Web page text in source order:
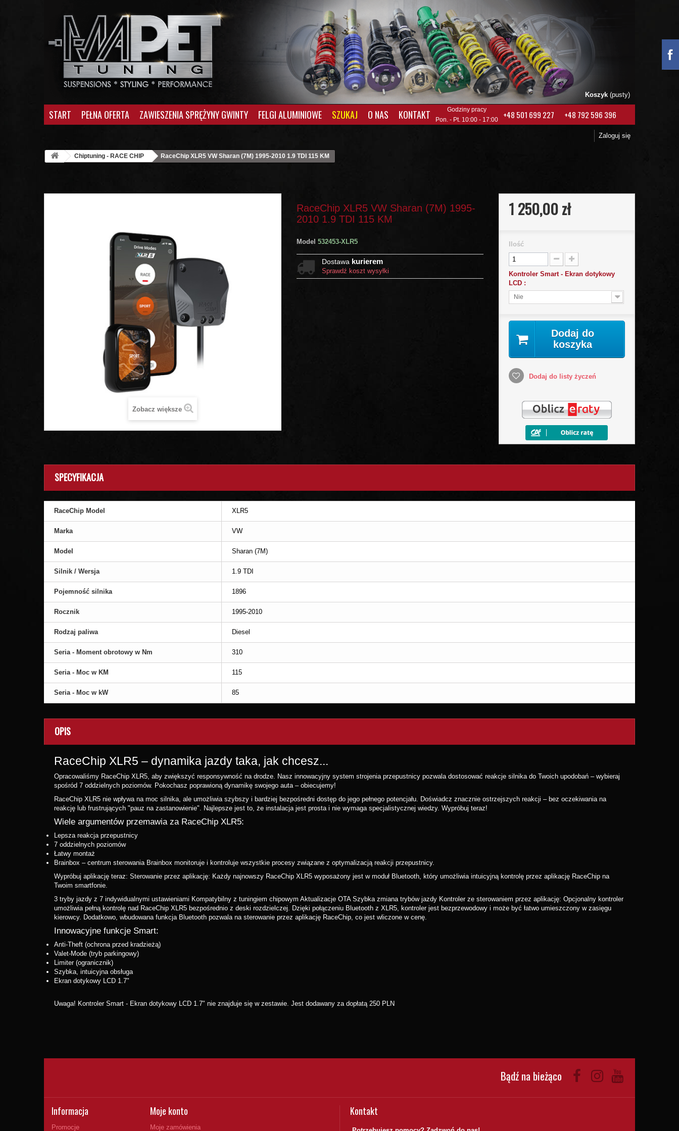
Koszyk (pusty)
START PEŁNA OFERTA ZAWIESZENIA SPRĘŻYNY GWINTY FELGI ALUMINIOWE SZUKAJ O NAS KONTAKT
Godziny pracy
Pon. - Pt. 10:00 - 17:00
+48 501 699 227 +48 792 596 396
Zaloguj się
Chiptuning - RACE CHIP RaceChip XLR5 VW Sharan (7M) 1995-2010 1.9 TDI 115 KM
Zobacz większe
RaceChip XLR5 VW Sharan (7M) 1995-
2010 1.9 TDI 115 KM
Model 532453-XLR5
Dostawa kurierem
Sprawdź koszt wysyłki
1 250,00 zł
Ilość
Kontroler Smart - Ekran dotykowy
LCD :
Nie
Dodaj do
koszyka
Dodaj do listy życzeń
SPECYFIKACJA
RaceChip Model XLR5
Marka VW
Model Sharan (7M)
Silnik / Wersja 1.9 TDI
Pojemność silnika 1896
Rocznik 1995-2010
Rodzaj paliwa Diesel
Seria - Moment obrotowy w Nm 310
Seria - Moc w KM 115
Seria - Moc w kW 85
OPIS
RaceChip XLR5 – dynamika jazdy taka, jak chcesz...
Opracowaliśmy RaceChip XLR5, aby zwiększyć responsywność na drodze. Nasz innowacyjny system strojenia przepustnicy pozwala dostosować reakcje silnika do Twoich upodobań – wybieraj
spośród 7 oddzielnych poziomów. Pokochasz poprawioną dynamikę swojego auta – obiecujemy!
RaceChip XLR5 nie wpływa na moc silnika, ale umożliwia szybszy i bardziej bezpośredni dostęp do jego pełnego potencjału. Doświadcz znacznie ostrzejszych reakcji – bez oczekiwania na
reakcję lub frustrujących "pauz na zastanowienie". Najlepsze jest to, że instalacja jest prosta i nie wymaga specjalistycznej wiedzy. Wypróbuj teraz!
Wiele argumentów przemawia za RaceChip XLR5:
Lepsza reakcja przepustnicy
7 oddzielnych poziomów
Łatwy montaż
Brainbox – centrum sterowania Brainbox monitoruje i kontroluje wszystkie procesy związane z optymalizacją reakcji przepustnicy.
Wypróbuj aplikację teraz: Sterowanie przez aplikację: Każdy najnowszy RaceChip XLR5 wyposażony jest w moduł Bluetooth, który umożliwia intuicyjną kontrolę przez aplikację RaceChip na
Twoim smartfonie.
3 tryby jazdy z 7 indywidualnymi ustawieniami Kompatybilny z tuningiem chipowym Aktualizacje OTA Szybka zmiana trybów jazdy Kontroler ze sterowaniem przez aplikację: Opcjonalny kontroler
umożliwia pełną kontrolę nad RaceChip XLR5 bezpośrednio z deski rozdzielczej. Dzięki połączeniu Bluetooth z XLR5, kontroler jest bezprzewodowy i może być łatwo umieszczony w zasięgu
kierowcy. Dodatkowo, wbudowana funkcja Bluetooth pozwala na sterowanie przez aplikację RaceChip, co jest wliczone w cenę.
Innowacyjne funkcje Smart:
Anti-Theft (ochrona przed kradzieżą)
Valet-Mode (tryb parkingowy)
Limiter (ogranicznik)
Szybka, intuicyjna obsługa
Ekran dotykowy LCD 1.7"
Uwaga! Kontroler Smart - Ekran dotykowy LCD 1.7" nie znajduje się w zestawie. Jest dodawany za dopłatą 250 PLN
Bądź na bieżąco
Informacja
Promocje
Moje konto
Moje zamówienia
Kontakt